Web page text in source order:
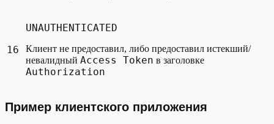
16
UNAUTHENTICATED
Клиент не предоставил, либо предоставил истекший/
невалидный Access Token в заголовке
Authorization
Пример клиентского приложения